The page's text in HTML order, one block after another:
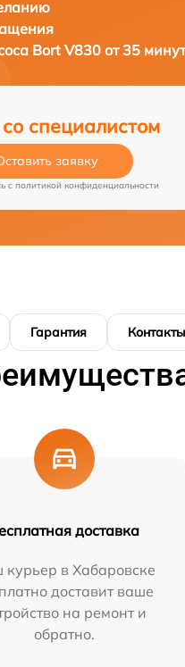
Bort V830 от 35 минут
специалистом
заявку
c политикой конфиденциальности
Гарантия Контакты
доставка
в Хабаровске
доставит ваше
на ремонт и
обратно.